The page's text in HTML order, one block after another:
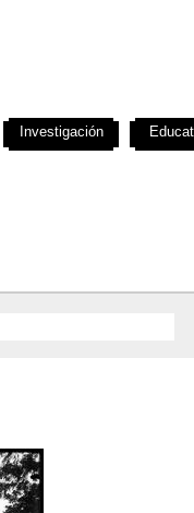
Investigación